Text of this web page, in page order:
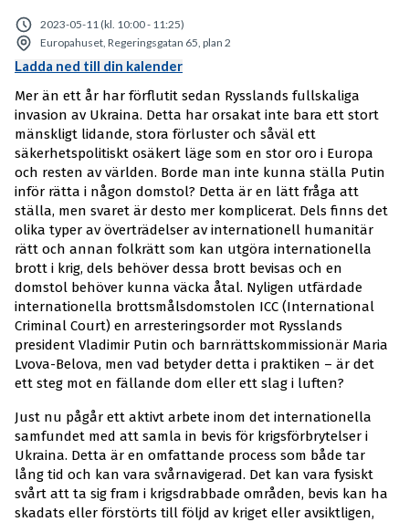
2023-05-11 (kl. 10:00 - 11:25)
Europahuset, Regeringsgatan 65, plan 2
Ladda ned till din kalender
Mer än ett år har förflutit sedan Rysslands fullskaliga
invasion av Ukraina. Detta har orsakat inte bara ett stort
mänskligt lidande, stora förluster och såväl ett
säkerhetspolitiskt osäkert läge som en stor oro i Europa
och resten av världen. Borde man inte kunna ställa Putin
inför rätta i någon domstol? Detta är en lätt fråga att
ställa, men svaret är desto mer komplicerat. Dels finns det
olika typer av överträdelser av internationell humanitär
rätt och annan folkrätt som kan utgöra internationella
brott i krig, dels behöver dessa brott bevisas och en
domstol behöver kunna väcka åtal. Nyligen utfärdade
internationella brottsmålsdomstolen ICC (International
Criminal Court) en arresteringsorder mot Rysslands
president Vladimir Putin och barnrättskommissionär Maria
Lvova-Belova, men vad betyder detta i praktiken – är det
ett steg mot en fällande dom eller ett slag i luften?
Just nu pågår ett aktivt arbete inom det internationella
samfundet med att samla in bevis för krigsförbrytelser i
Ukraina. Detta är en omfattande process som både tar
lång tid och kan vara svårnavigerad. Det kan vara fysiskt
svårt att ta sig fram i krigsdrabbade områden, bevis kan ha
skadats eller förstörts till följd av kriget eller avsiktligen,